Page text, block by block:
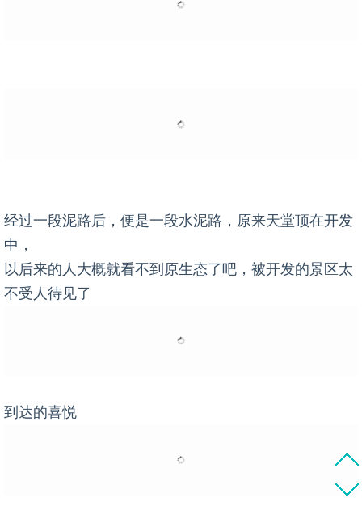
经过一段泥路后，便是一段水泥路，原来天堂顶在开发
中，
以后来的人大概就看不到原生态了吧，被开发的景区太
不受人待见了
到达的喜悦